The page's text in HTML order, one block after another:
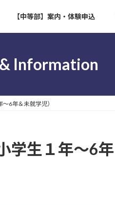
【中等部】案内・体験申込
Information
〜6年＆未就学児）
小学生１年〜6年